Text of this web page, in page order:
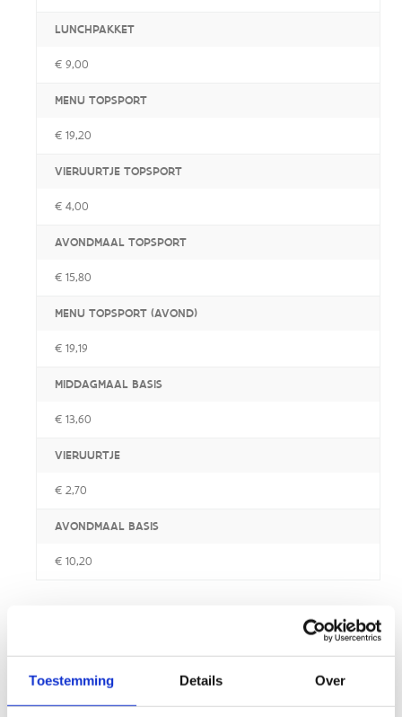
Toestemming Details Over
LUNCHPAKKET
€ 9,00
MENU TOPSPORT
€ 19,20
VIERUURTJE TOPSPORT
€ 4,00
AVONDMAAL TOPSPORT
€ 15,80
MENU TOPSPORT (AVOND)
€ 19,19
MIDDAGMAAL BASIS
€ 13,60
VIERUURTJE
€ 2,70
AVONDMAAL BASIS
€ 10,20
Sport